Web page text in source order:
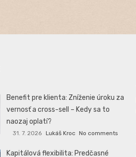
Benefit pre klienta: Zníženie úroku za
vernosť a cross-sell – Kedy sa to
naozaj oplatí?
31. 7. 2026 Lukáš Kroc No comments
Kapitálová flexibilita: Predčasné